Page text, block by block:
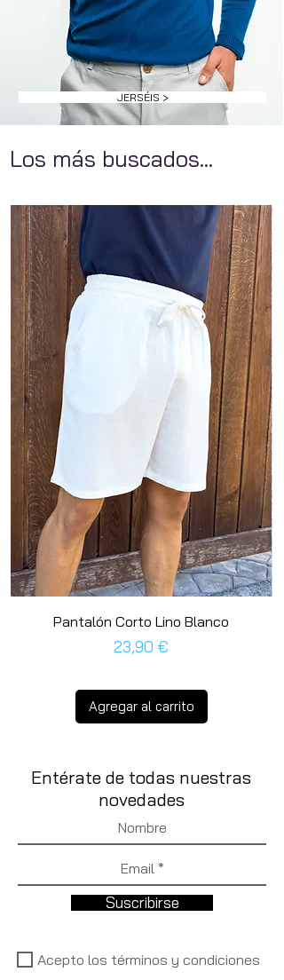
JERSÉIS >
Los más buscados...
Pantalón Corto Lino Blanco
Precio
23,90 €
Agregar al carrito
Entérate de todas nuestras
novedades
Suscribirse
Acepto los términos y condiciones